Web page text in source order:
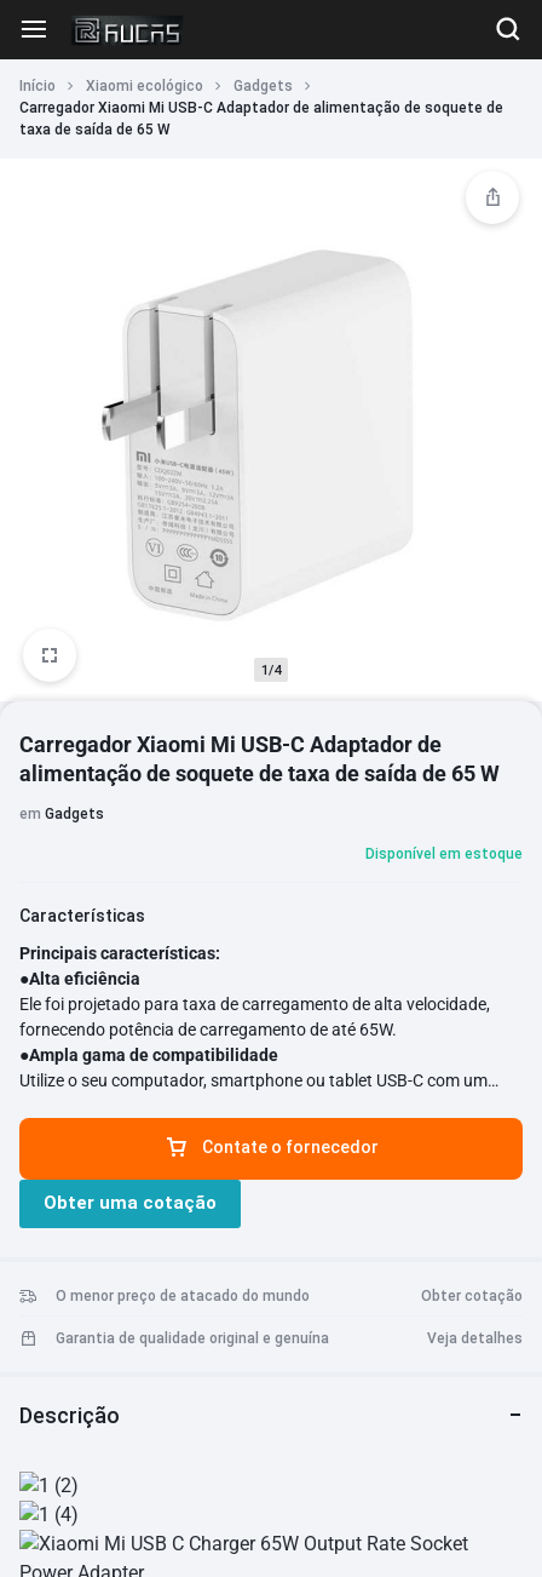
Início Xiaomi ecológico
Gadgets
Carregador Xiaomi Mi USB-C Adaptador de alimentação de soquete de
taxa de saída de 65 W
1/4
Carregador Xiaomi Mi USB-C Adaptador de
alimentação de soquete de taxa de saída de 65 W
em Gadgets
Disponível em estoque
Características
Principais características:
●Alta eficiência
Ele foi projetado para taxa de carregamento de alta velocidade,
fornecendo potência de carregamento de até 65W.
●Ampla gama de compatibilidade
Utilize o seu computador, smartphone ou tablet USB-C com um
The-Go.
O carregador de viagem USB foi especialmente projetado para
caber em tomadas elétricas nos EUA e regiões semelhantes. Não se
preocupe quando você estiver em uma viagem ao exterior.
portabilidade e armazenamento convenientes.
●Sistema de segurança multiproteção
Contate o fornecedor
Obter uma cotação
O menor preço de atacado do mundo Obter cotação
Garantia de qualidade original e genuína Veja detalhes
Descrição